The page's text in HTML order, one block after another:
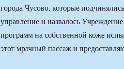
города Чусово, которые
управление и назвалось
программ на собственной коже
этот мрачный пассаж и